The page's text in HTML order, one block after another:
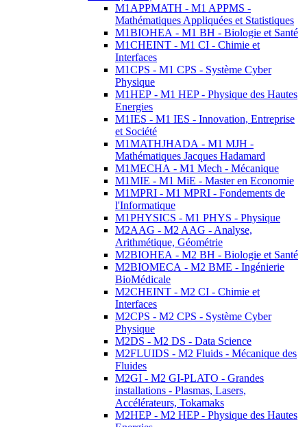
M1APPMATH - M1 APPMS -
Mathématiques Appliquées et Statistiques
M1BIOHEA - M1 BH - Biologie et Santé
M1CHEINT - M1 CI - Chimie et
Interfaces
M1CPS - M1 CPS - Système Cyber
Physique
M1HEP - M1 HEP - Physique des Hautes
Energies
M1IES - M1 IES - Innovation, Entreprise
et Société
M1MATHJHADA - M1 MJH -
Mathématiques Jacques Hadamard
M1MECHA - M1 Mech - Mécanique
M1MIE - M1 MiE - Master en Economie
M1MPRI - M1 MPRI - Fondements de
l'Informatique
M1PHYSICS - M1 PHYS - Physique
M2AAG - M2 AAG - Analyse,
Arithmétique, Géométrie
M2BIOHEA - M2 BH - Biologie et Santé
M2BIOMECA - M2 BME - Ingénierie
BioMédicale
M2CHEINT - M2 CI - Chimie et
Interfaces
M2CPS - M2 CPS - Système Cyber
Physique
M2DS - M2 DS - Data Science
M2FLUIDS - M2 Fluids - Mécanique des
Fluides
M2GI - M2 GI-PLATO - Grandes
installations - Plasmas, Lasers,
Accélérateurs, Tokamaks
M2HEP - M2 HEP - Physique des Hautes